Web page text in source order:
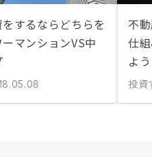
するならどちらを
マンションVS中
不
仕
よう
投資